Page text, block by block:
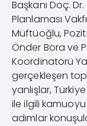
Başkanı Doç.
Planlaması
Müftüoğlu,
Önder Bora ve
Koordinatörü
gerçekleşen
yanlışlar,
ile ilgili kamuoyu
adımlar